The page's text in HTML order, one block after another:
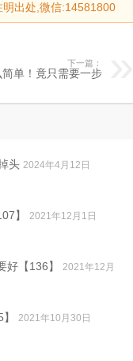
出处,微信:14581800
下一篇：
简单！竟只需要一步
头 2024年4月12日
】 2021年12月1日
【136】
2021年12月
2021年10月30日